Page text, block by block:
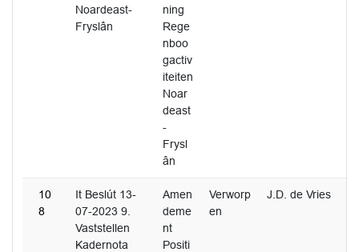
Noardeast-
Fryslân
ning
Rege
nboo
gactiv
iteiten
Noar
deast
-
Frysl
ân
10
8
It Beslút 13-
07-2023 9.
Vaststellen
Kadernota
Amen
deme
nt
Positi
Verworp
en
J.D. de Vries